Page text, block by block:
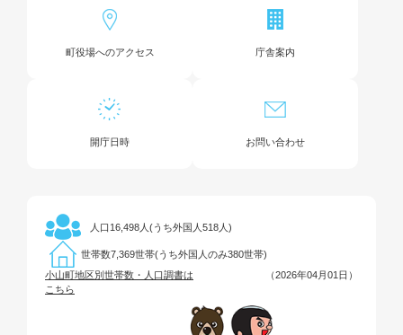
町役場へのアクセス 庁舎案内
開庁日時 お問い合わせ
人口 16,498人(うち外国人518人)
世帯数7,369世帯(うち外国人のみ380世帯)
小山町地区別世帯数・人口調書は
こちら
（2026年04月01日）